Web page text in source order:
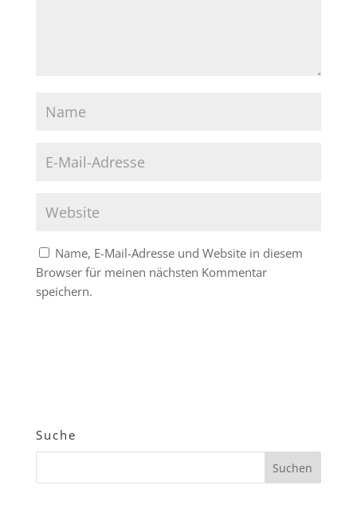
Name, E-Mail-Adresse und Website in diesem
Browser für meinen nächsten Kommentar
speichern.
Suche